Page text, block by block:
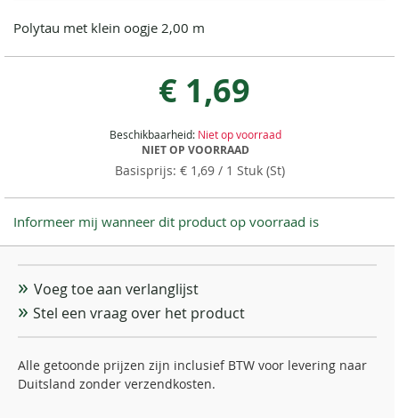
Polytau met klein oogje 2,00 m
€ 1,69
€ 1,69/ 1 Stuk (St)
Beschikbaarheid: Niet op voorraad
NIET OP VOORRAAD
Informeer mij wanneer dit product op voorraad is
Voeg toe aan verlanglijst
Stel een vraag over het product
Alle getoonde prijzen zijn inclusief BTW voor levering naar
Duitsland zonder verzendkosten.